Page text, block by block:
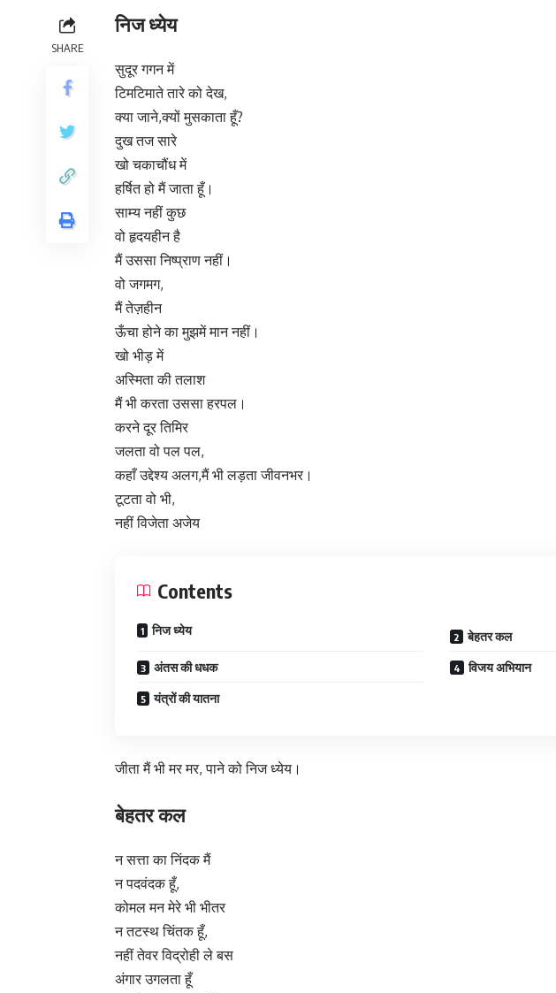
SHARE
निज ध्येय
सुदूर गगन में
टिमटिमाते तारे को देख,
क्या जाने,क्यों मुसकाता हूँ?
दुख तज सारे
खो चकाचौंध में
हर्षित हो मैं जाता हूँ।
साम्य नहीं कुछ
वो हृदयहीन है
मैं उससा निष्प्राण नहीं।
वो जगमग,
मैं तेज़हीन
ऊँचा होने का मुझमें मान नहीं।
खो भीड़ में
अस्मिता की तलाश
मैं भी करता उससा हरपल।
करने दूर तिमिर
जलता वो पल पल,
कहाँ उद्देश्य अलग,मैं भी लड़ता जीवनभर।
टूटता वो भी,
नहीं विजेता अजेय
Contents
निज ध्येय बेहतर कल
अंतस की धधक विजय अभियान
यंत्रों की यातना
जीता मैं भी मर मर, पाने को निज ध्येय।
बेहतर कल
न सत्ता का निंदक मैं
न पदवंदक हूँ,
कोमल मन मेरे भी भीतर
न तटस्थ चिंतक हूँ,
नहीं तेवर विद्रोही ले बस
अंगार उगलता हूँ